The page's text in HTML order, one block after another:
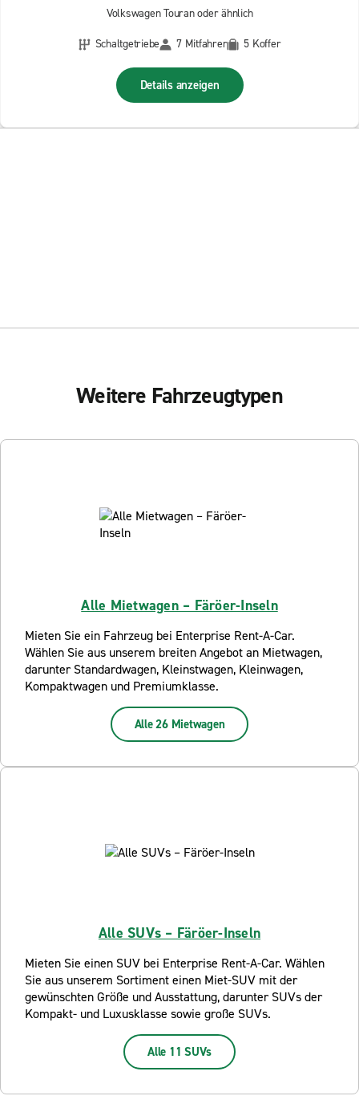
Volkswagen Touran oder ähnlich
Schaltgetriebe
7 Mitfahrer 5 Koffer
Details anzeigen
Weitere Fahrzeugtypen
Alle Mietwagen – Färöer-Inseln
Mieten Sie ein Fahrzeug bei Enterprise Rent-A-Car.
Wählen Sie aus unserem breiten Angebot an Mietwagen,
darunter Standardwagen, Kleinstwagen, Kleinwagen,
Kompaktwagen und Premiumklasse.
Alle 26 Mietwagen
Alle SUVs – Färöer-Inseln
Mieten Sie einen SUV bei Enterprise Rent-A-Car. Wählen
Sie aus unserem Sortiment einen Miet-SUV mit der
gewünschten Größe und Ausstattung, darunter SUVs der
Kompakt- und Luxusklasse sowie große SUVs.
Alle 11 SUVs